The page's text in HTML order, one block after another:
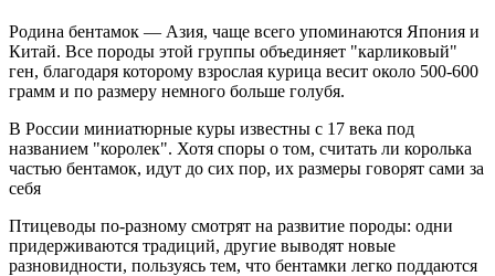
Родина бентамок — Азия, чаще всего упоминаются Япония и
Китай. Все породы этой группы объединяет "карликовый"
ген, благодаря которому взрослая курица весит около 500-600
грамм и по размеру немного больше голубя.
В России миниатюрные куры известны с 17 века под
названием "королек". Хотя споры о том, считать ли королька
частью бентамок, идут до сих пор, их размеры говорят сами за
себя
Птицеводы по-разному смотрят на развитие породы: одни
придерживаются традиций, другие выводят новые
разновидности, пользуясь тем, что бентамки легко поддаются